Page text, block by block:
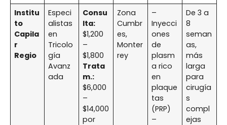
Institu
to
Capila
r
Regio
Especi
alistas
en
Tricolo
gía
Avanz
ada
Consu
lta:
$1,200
–
$1,800
Trata
m.:
$6,000
–
$14,000
por
Zona
Cumbr
es,
Monter
rey
–
Inyecci
ones
de
plasm
a rico
en
plaque
tas
(PRP)
–
De 3 a
8
seman
as,
más
larga
para
cirugía
s
compl
ejas